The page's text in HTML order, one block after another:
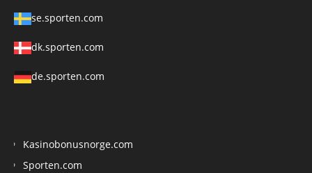
se.sporten.com
dk.sporten.com
de.sporten.com
Kasinobonusnorge.com
Sporten.com